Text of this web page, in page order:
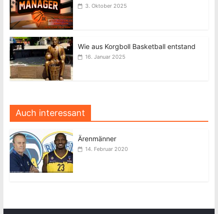
3. Oktober 2025
Wie aus Korgboll Basketball entstand
16. Januar 2025
Auch interessant
Ärenmänner
14. Februar 2020